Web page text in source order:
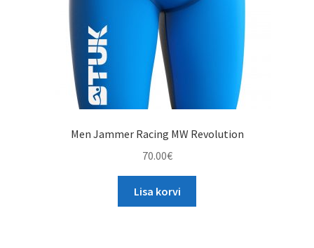
Men Jammer Racing MW Revolution
70.00€
Lisa korvi